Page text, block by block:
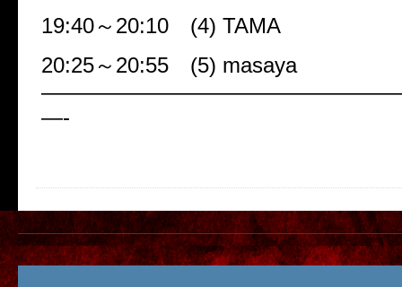
19:40～20:10 (4) TAMA
20:25～20:55 (5) masaya
—-